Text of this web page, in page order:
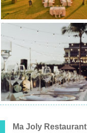
Ma Joly Restaurant